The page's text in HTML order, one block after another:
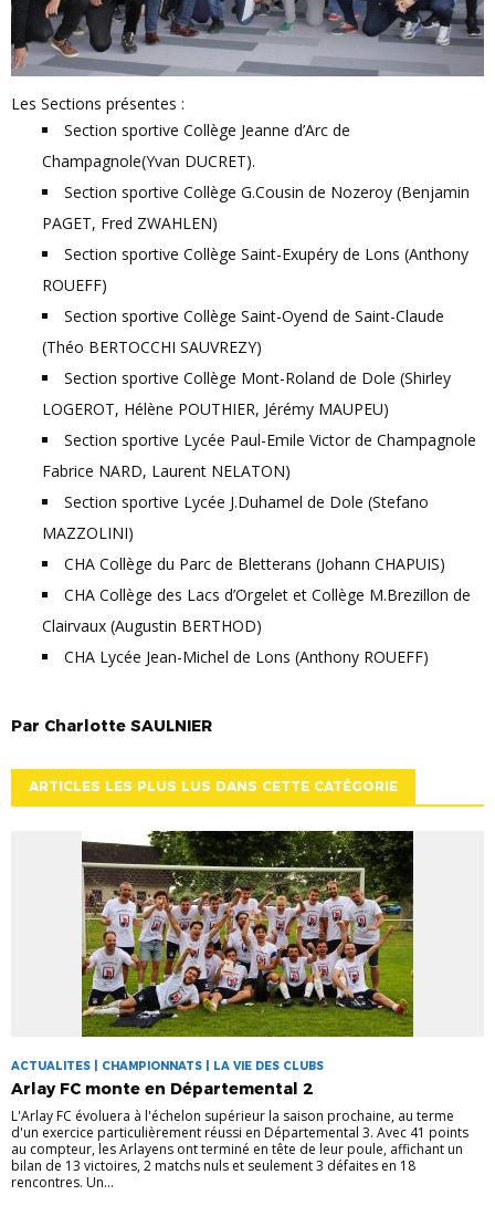
Les Sections présentes :
Section sportive Collège Jeanne d’Arc de
Champagnole(Yvan DUCRET).
Section sportive Collège G.Cousin de Nozeroy (Benjamin
PAGET, Fred ZWAHLEN)
Section sportive Collège Saint-Exupéry de Lons (Anthony
ROUEFF)
Section sportive Collège Saint-Oyend de Saint-Claude
(Théo BERTOCCHI SAUVREZY)
Section sportive Collège Mont-Roland de Dole (Shirley
LOGEROT, Hélène POUTHIER, Jérémy MAUPEU)
Section sportive Lycée Paul-Emile Victor de Champagnole
Fabrice NARD, Laurent NELATON)
Section sportive Lycée J.Duhamel de Dole (Stefano
MAZZOLINI)
CHA Collège du Parc de Bletterans (Johann CHAPUIS)
CHA Collège des Lacs d’Orgelet et Collège M.Brezillon de
Clairvaux (Augustin BERTHOD)
CHA Lycée Jean-Michel de Lons (Anthony ROUEFF)
Par Charlotte SAULNIER
ARTICLES LES PLUS LUS DANS CETTE CATÉGORIE
ACTUALITES | CHAMPIONNATS | LA VIE DES CLUBS
Arlay FC monte en Départemental 2
L'Arlay FC évoluera à l'échelon supérieur la saison prochaine, au terme
d'un exercice particulièrement réussi en Départemental 3. Avec 41 points
au compteur, les Arlayens ont terminé en tête de leur poule, affichant un
bilan de 13 victoires, 2 matchs nuls et seulement 3 défaites en 18
rencontres. Un...